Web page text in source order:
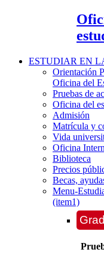
ESTUDIAR EN
Orientación
Oficina del
Pruebas de
Oficina del
Admisión
Matrícula y
Vida
Oficina
Biblioteca
Precios
Becas,
Menu-
(item1)